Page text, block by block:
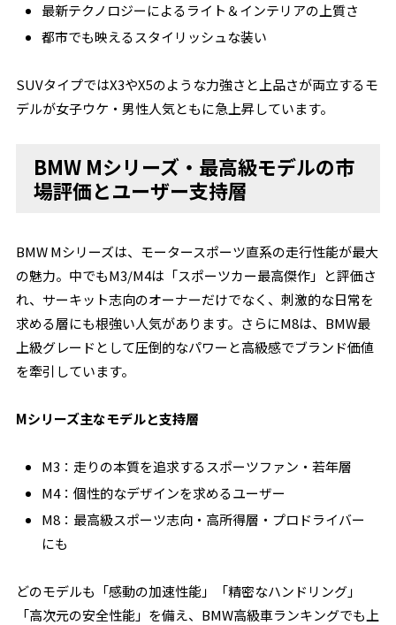
最新テクノロジーによるライト＆インテリアの上質さ
都市でも映えるスタイリッシュな装い
SUVタイプではX3やX5のような力強さと上品さが両立するモ
デルが女子ウケ・男性人気ともに急上昇しています。
BMW Mシリーズ・最高級モデルの市
場評価とユーザー支持層
BMW Mシリーズは、モータースポーツ直系の走行性能が最大
の魅力。中でもM3/M4は「スポーツカー最高傑作」と評価さ
れ、サーキット志向のオーナーだけでなく、刺激的な日常を
求める層にも根強い人気があります。さらにM8は、BMW最
上級グレードとして圧倒的なパワーと高級感でブランド価値
を牽引しています。
Mシリーズ主なモデルと支持層
M3：走りの本質を追求するスポーツファン・若年層
M4：個性的なデザインを求めるユーザー
M8：最高級スポーツ志向・高所得層・プロドライバー
にも
どのモデルも「感動の加速性能」「精密なハンドリング」
「高次元の安全性能」を備え、BMW高級車ランキングでも上